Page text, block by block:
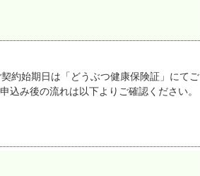
約始期日は「どうぶつ健康保険証」にてご
み後の流れは以下よりご確認ください。